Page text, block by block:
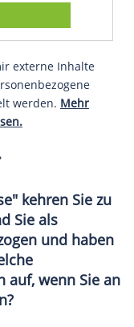
externe Inhalte
werden. Mehr
kehren Sie zu
Sie als
und haben
auf, wenn Sie an